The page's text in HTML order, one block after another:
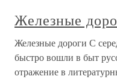
Железные
Железные дороги С
быстро вошли в быт
отражение в